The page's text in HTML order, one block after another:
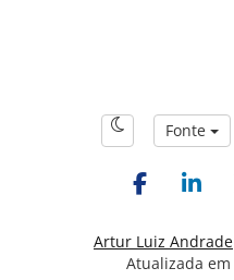
Fonte
Artur Luiz Andrade
Atualizada em